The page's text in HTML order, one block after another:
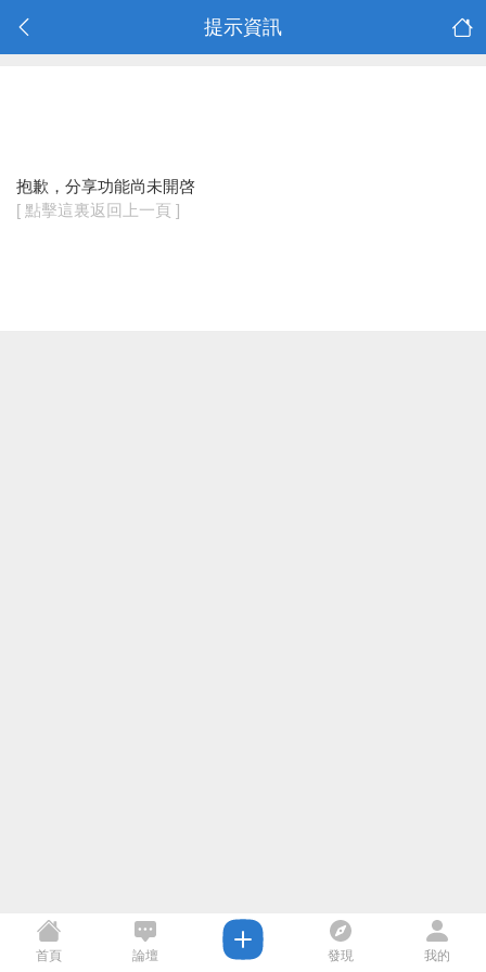
提示資訊
抱歉，分享功能尚未開啓
[ 點擊這裏返回上一頁 ]
首頁 論壇 發現 我的